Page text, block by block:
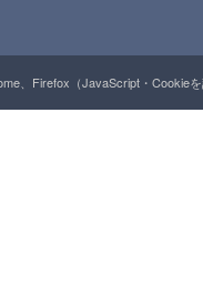
、Firefox（JavaScript・Cookie